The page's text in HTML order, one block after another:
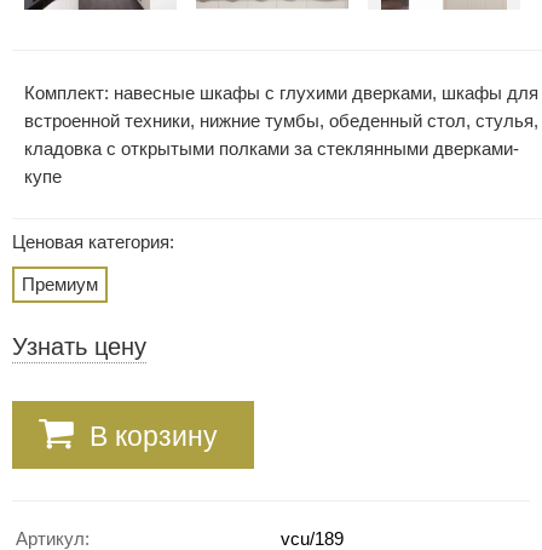
Комплект: навесные шкафы с глухими дверками, шкафы для
встроенной техники, нижние тумбы, обеденный стол, стулья,
кладовка с открытыми полками за стеклянными дверками-
купе
Ценовая категория:
Премиум
Узнать цену
В корзину
Артикул: vcu/189